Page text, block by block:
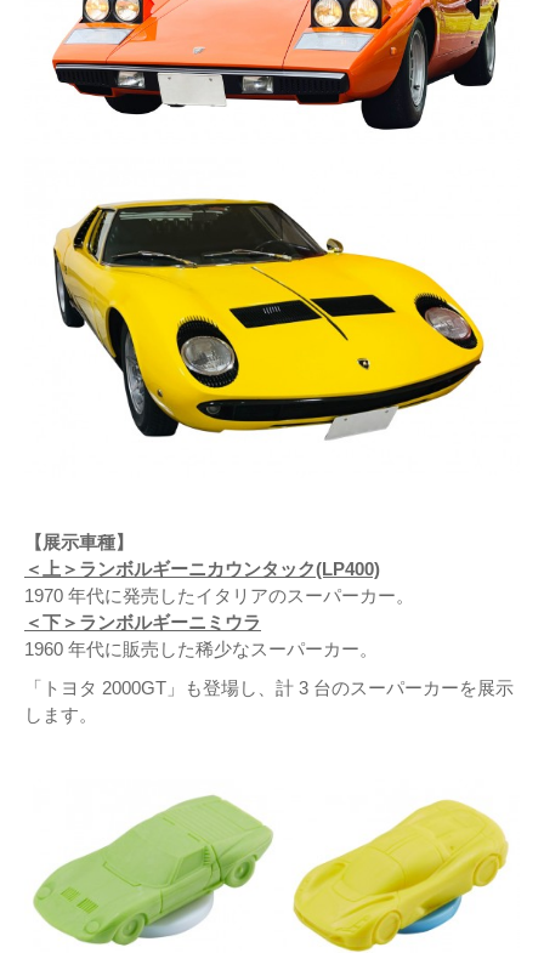
【展示車種】
＜上＞ランボルギーニカウンタック(LP400)
1970 年代に発売したイタリアのスーパーカー。
＜下＞ランボルギーニミウラ
1960 年代に販売した稀少なスーパーカー。
「トヨタ 2000GT」も登場し、計 3 台のスーパーカーを展示
します。